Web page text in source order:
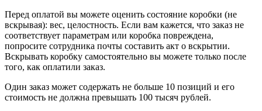
Перед оплатой вы можете оценить состояние коробки (не
вскрывая): вес, целостность. Если вам кажется, что заказ не
соответствует параметрам или коробка повреждена,
попросите сотрудника почты составить акт о вскрытии.
Вскрывать коробку самостоятельно вы можете только после
того, как оплатили заказ.
Один заказ может содержать не больше 10 позиций и его
стоимость не должна превышать 100 тысяч рублей.